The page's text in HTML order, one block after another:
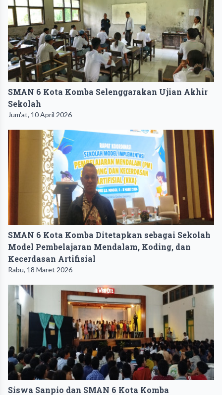
SMAN 6 Kota Komba Selenggarakan Ujian Akhir
Sekolah
Jum'at, 10 April 2026
SMAN 6 Kota Komba Ditetapkan sebagai Sekolah
Model Pembelajaran Mendalam, Koding, dan
Kecerdasan Artifisial
Rabu, 18 Maret 2026
Siswa Sanpio dan SMAN 6 Kota Komba